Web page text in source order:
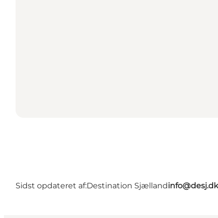
Sidst opdateret af:Destination Sjællandinfo@desj.dk